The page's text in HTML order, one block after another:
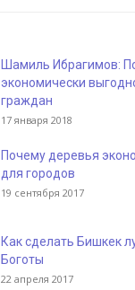
Шамиль Ибрагимов:
экономически
граждан
17 января 2018
Почему деревья
для городов
19 сентября 2017
Как сделать Бишкек
Боготы
22 апреля 2017